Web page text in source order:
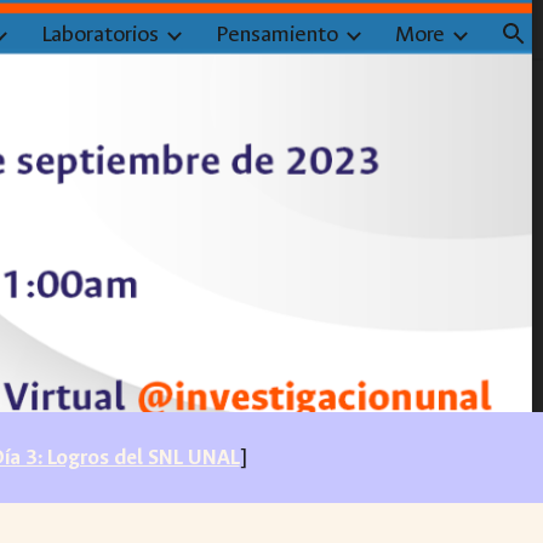
Laboratorios Pensamiento More
3: Logros del SNL UNAL]